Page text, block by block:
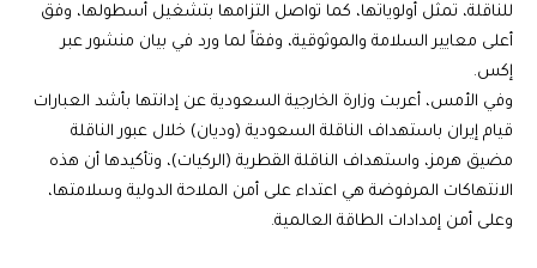
للناقلة، تمثل أولوياتها، كما تواصل التزامها بتشغيل أسطولها، وفق
أعلى معايير السلامة والموثوقية، وفقاً لما ورد في بيان منشور عبر
إكس.
وفي الأمس، أعربت وزارة الخارجية السعودية عن إدانتها بأشد العبارات
قيام إيران باستهداف الناقلة السعودية (وديان) خلال عبور الناقلة
مضيق هرمز، واستهداف الناقلة القطرية (الركيات)، وتأكيدها أن هذه
الانتهاكات المرفوضة هي اعتداء على أمن الملاحة الدولية وسلامتها،
وعلى أمن إمدادات الطاقة العالمية.